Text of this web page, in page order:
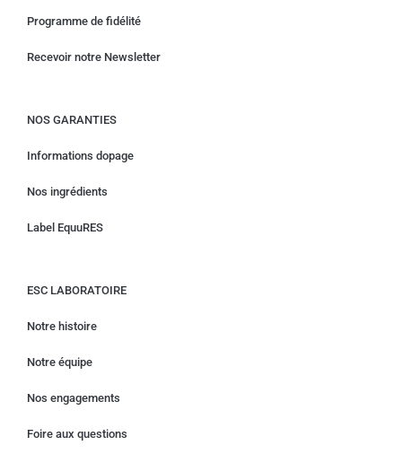
Programme de fidélité
Recevoir notre Newsletter
NOS GARANTIES
Informations dopage
Nos ingrédients
Label EquuRES
ESC LABORATOIRE
Notre histoire
Notre équipe
Nos engagements
Foire aux questions